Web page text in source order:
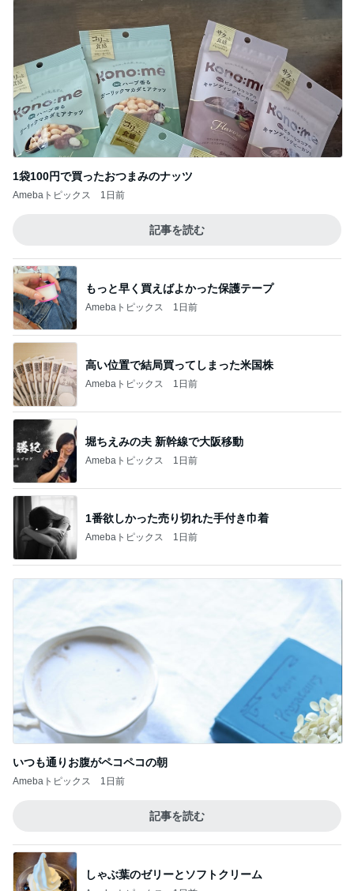
1袋100円で買ったおつまみのナッツ
Amebaトピックス 1日前
記事を読む
もっと早く買えばよかった保護テープ
Amebaトピックス 1日前
高い位置で結局買ってしまった米国株
Amebaトピックス 1日前
堀ちえみの夫 新幹線で大阪移動
Amebaトピックス 1日前
1番欲しかった売り切れた手付き巾着
Amebaトピックス 1日前
いつも通りお腹がペコペコの朝
Amebaトピックス 1日前
記事を読む
しゃぶ葉のゼリーとソフトクリーム